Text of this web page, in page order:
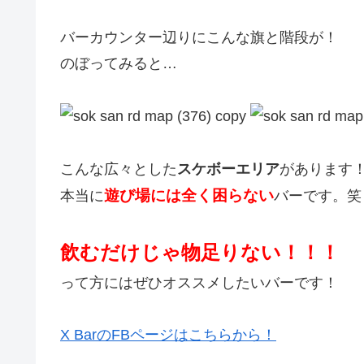
バーカウンター辺りにこんな旗と階段が！
のぼってみると…
こんな広々とした スケボーエリアがあります
本当に遊び場には全く困らないバーです。笑
飲むだけじゃ物足りない！！！
って方にはぜひオススメしたいバーです！
X BarのFBページはこちらから！